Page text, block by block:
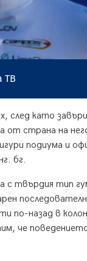
ТВ
след като
страна на
подиума и
бг.
твърдия тип
по-назад в
че